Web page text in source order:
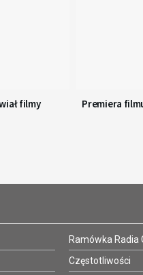
filmy
Premiera
Ramówka Radia
Częstotliwości